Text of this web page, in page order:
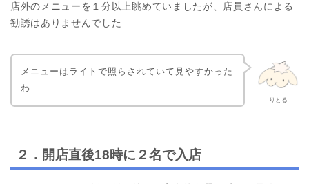
店外のメニューを１分以上眺めていましたが、店員さんによる
勧誘はありませんでした
りとる
メニューはライトで照らされていて見やすかった
わ
２．開店直後18時に２名で入店